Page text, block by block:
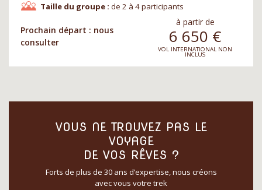
Taille du groupe : de 2 à 4 participants
Prochain départ : nous
consulter
à partir de
6 650 €
VOL INTERNATIONAL NON
INCLUS
VOUS NE TROUVEZ PAS LE
VOYAGE
DE VOS RÊVES ?
Forts de plus de 30 ans d’expertise, nous créons
avec vous votre trek